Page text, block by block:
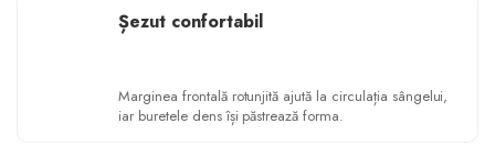
Șezut confortabil
Marginea frontală rotunjită ajută la circulația sângelui,
iar buretele dens își păstrează forma.